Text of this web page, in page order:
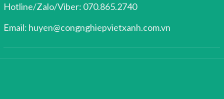
Hotline/Zalo/Viber: 070.865.2740
Email: huyen@congnghiepvietxanh.com.vn